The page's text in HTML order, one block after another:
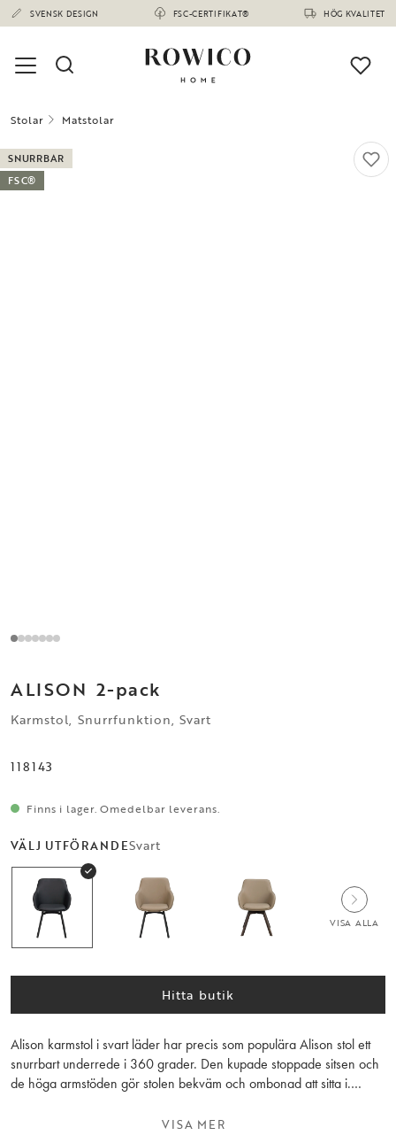
SVENSK DESIGN FSC-CERTIFIKAT® HÖG KVALITET
Stolar Matstolar
SNURRBAR
FSC®
ALISON 2-pack
Karmstol, Snurrfunktion, Svart
118143
Finns i lager. Omedelbar leverans.
VÄLJ UTFÖRANDESvart
VISA ALLA
Hitta butik
Alison karmstol i svart läder har precis som populära Alison stol ett
snurrbart underrede i 360 grader. Den kupade stoppade sitsen och
de höga armstöden gör stolen bekväm och ombonad att sitta i.
karmstolen med andra möbler i hemmet. Träet inuti sitsen består av
VISA MER